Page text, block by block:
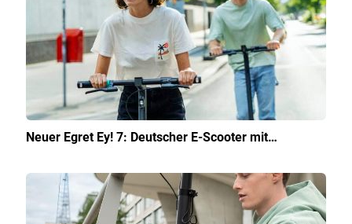
Neuer Egret Ey! 7: Deutscher E-Scooter mit…